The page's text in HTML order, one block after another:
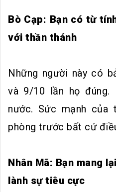
Bò Cạp: Bạn có từ
với thần thánh
Những người này có
và 9/10 lần họ đúng.
nước. Sức mạnh
phòng trước bất cứ
Nhân Mã: Bạn mang
lành sự tiêu cực